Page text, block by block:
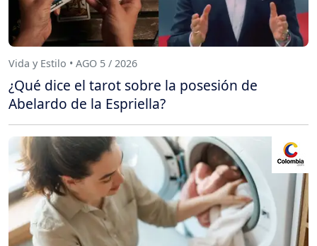
Vida y Estilo • AGO 5 / 2026
¿Qué dice el tarot sobre la posesión de
Abelardo de la Espriella?